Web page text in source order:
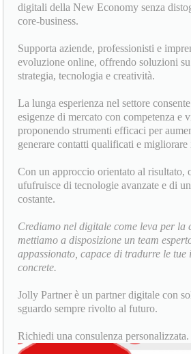
digitali della New Economy senza
core-business.
Supporta aziende, professionisti e
evoluzione online, offrendo soluzioni
strategia, tecnologia e creatività.
La lunga esperienza nel settore
esigenze di mercato con competenza e
proponendo strumenti efficaci per
generare contatti qualificati e
Con un approccio orientato al risultato,
ufufruisce di tecnologie avanzate e di
costante.
Crediamo nel digitale come leva per la
mettiamo a disposizione un team
appassionato, capace di tradurre le tue
concrete.
Jolly Partner è un partner digitale con
sguardo sempre rivolto al futuro.
Richiedi una consulenza personalizzata.